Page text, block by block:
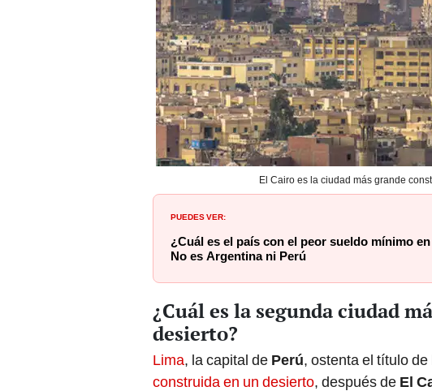
El Cairo es la ciudad más grande
PUEDES VER:
¿Cuál es el país con el peor sueldo mínimo
No es Argentina ni Perú
¿Cuál es la segunda ciudad
desierto?
Lima, la capital de Perú, ostenta el título de
construida en un desierto, después de El